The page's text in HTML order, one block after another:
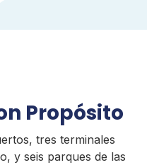
Propósito
tres terminales
y seis parques de las